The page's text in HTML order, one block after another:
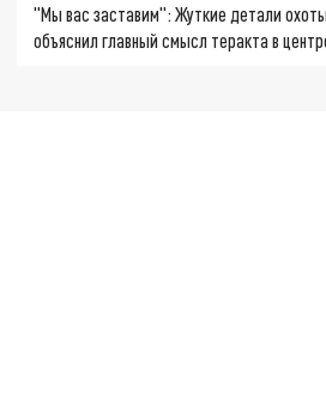
"Мы вас заставим": Жуткие детали
объяснил главный смысл теракта в